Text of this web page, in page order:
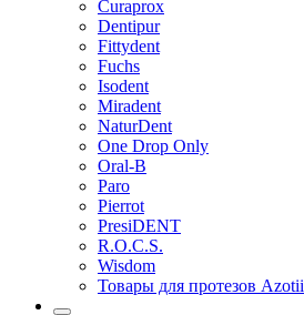
Curaprox
Dentipur
Fittydent
Fuchs
Isodent
Miradent
NaturDent
One Drop Only
Oral-B
Paro
Pierrot
PresiDENT
R.O.C.S.
Wisdom
Товары для протезов Azotii